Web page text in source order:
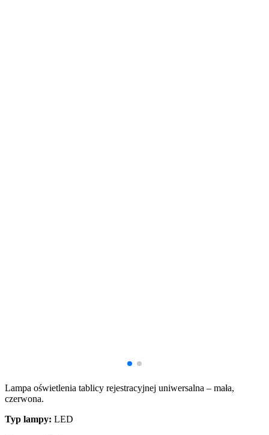
Lampa oświetlenia tablicy rejestracyjnej uniwersalna – mała,
czerwona.
Typ lampy: LED